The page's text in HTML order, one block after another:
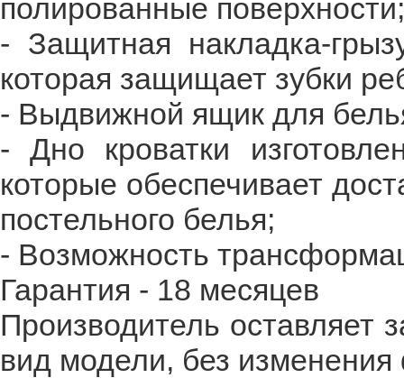
полированные поверхности;
- Защитная накладка-
которая защищает зубки
- Выдвижной ящик для
- Дно кроватки
которые обеспечивает
постельного белья;
- Возможность
Гарантия - 18 месяцев
Производитель оставляет
вид модели, без